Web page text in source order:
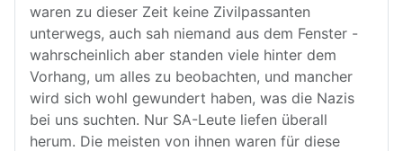
waren zu dieser Zeit keine Zivilpassanten
unterwegs, auch sah niemand aus dem Fenster -
wahrscheinlich aber standen viele hinter dem
Vorhang, um alles zu beobachten, und mancher
wird sich wohl gewundert haben, was die Nazis
bei uns suchten. Nur SA-Leute liefen überall
herum. Die meisten von ihnen waren für diese